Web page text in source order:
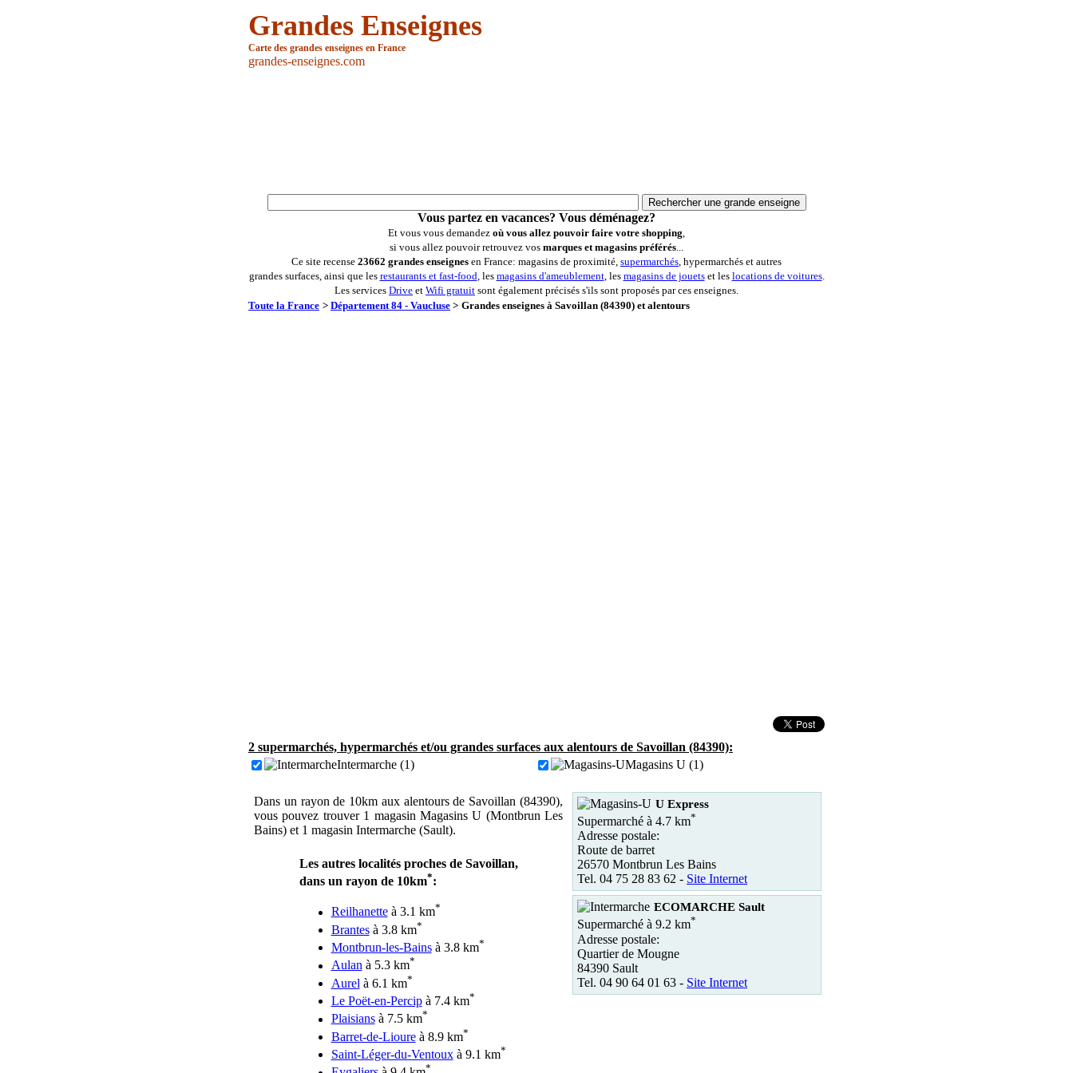
Grandes Enseignes
Carte des grandes enseignes en France
grandes-enseignes.com
Vous partez en vacances? Vous déménagez?
Et vous vous demandez où vous allez pouvoir faire votre shopping,
si vous allez pouvoir retrouvez vos marques et magasins préférés...
Ce site recense 23662 grandes enseignes en France: magasins de proximité, supermarchés, hypermarchés et autres
grandes surfaces, ainsi que les restaurants et fast-food, les magasins d'ameublement, les magasins de jouetset les locations de voitures.
Les services Drive et Wifi gratuit sont également précisés s'ils sont proposés par ces enseignes.
Toute la France > Département 84 - Vaucluse > Grandes enseignes à Savoillan (84390) et alentours
2 supermarchés, hypermarchés et/ou grandes surfaces aux alentours de Savoillan (84390):
Intermarche (1)
Magasins U (1)
Dans un rayon de 10km aux alentours de Savoillan (84390),
vous pouvez trouver 1 magasin Magasins U (Montbrun Les
Bains) et 1 magasin Intermarche (Sault).
Les autres localités proches de Savoillan,
dans un rayon de 10km*:
Reilhanetteà 3.1 km*
Brantesà 3.8 km*
Montbrun-les-Bainsà 3.8 km*
Aulanà 5.3 km*
Aurel à 6.1 km*
Le Poët-en-Percipà 7.4 km*
Plaisiansà 7.5 km*
Barret-de-Lioureà 8.9 km*
Saint-Léger-du-Ventouxà 9.1 km*
*
U Express
Supermarché à 4.7 km*
Adresse postale:
Route de barret
26570 Montbrun Les Bains
Tel. 04 75 28 83 62 - Site Internet
ECOMARCHE Sault
Supermarché à 9.2 km*
Adresse postale:
Quartier de Mougne
84390 Sault
Tel. 04 90 64 01 63 - Site Internet